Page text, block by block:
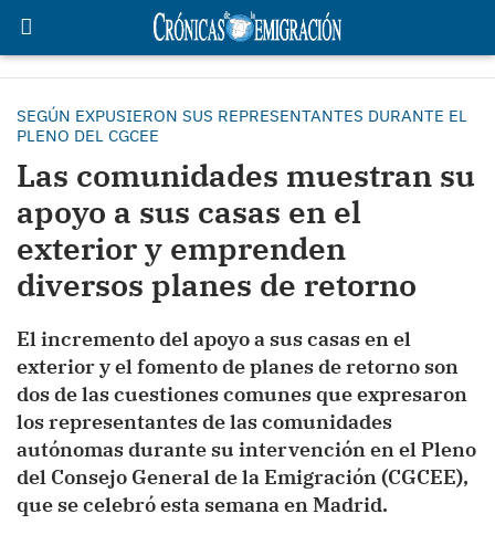
SEGÚN EXPUSIERON SUS REPRESENTANTES DURANTE EL
PLENO DEL CGCEE
Las comunidades muestran su
apoyo a sus casas en el
exterior y emprenden
diversos planes de retorno
El incremento del apoyo a sus casas en el
exterior y el fomento de planes de retorno son
dos de las cuestiones comunes que expresaron
los representantes de las comunidades
autónomas durante su intervención en el Pleno
del Consejo General de la Emigración (CGCEE),
que se celebró esta semana en Madrid.